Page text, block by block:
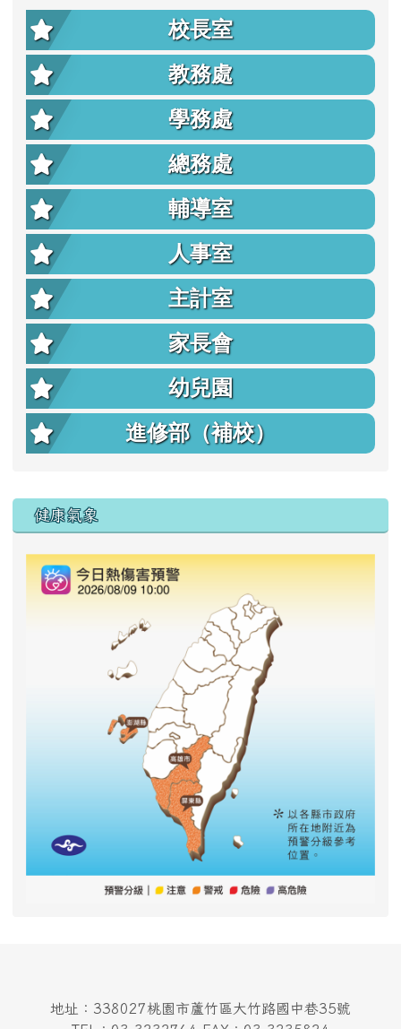
校長室
教務處
學務處
總務處
輔導室
人事室
主計室
家長會
幼兒園
進修部（補校）
右邊區域內容
健康氣象
地址：338027桃園市蘆竹區大竹路國中巷35號